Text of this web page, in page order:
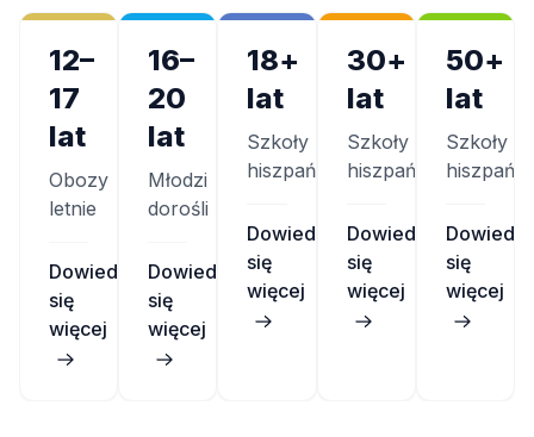
12–
17
lat
Obozy
letnie
Dowiedz
się
więcej
16–
20
lat
Młodzi
dorośli
Dowiedz
się
więcej
18+
lat
Szkoły
hiszpańskie
Dowiedz
się
więcej
30+
lat
Szkoły
hiszpańskie
Dowiedz
się
więcej
50+
lat
Szkoły
Dowiedz
się
więcej